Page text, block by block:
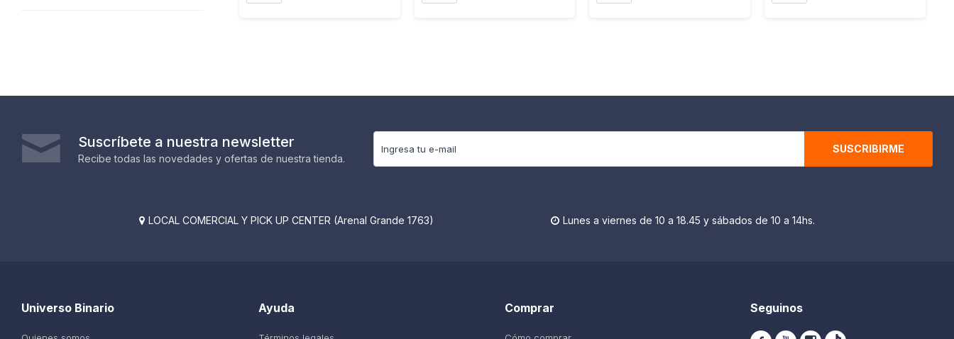
Suscríbete a nuestra newsletter
Recibe todas las novedades y ofertas de nuestra tienda.
SUSCRIBIRME
 LOCAL COMERCIAL Y PICK UP CENTER (Arenal Grande 1763)  Lunes a viernes de 10 a 18.45 y sábados de 10 a 14hs.
Ayuda
Universo Binario Comprar Seguinos